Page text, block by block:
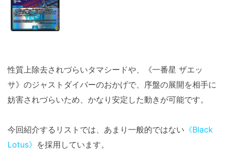
性質上除去されづらいタマシードや、《一番星 ザエッ
サ》のジャストダイバーのおかげで、序盤の展開を相手に
妨害されづらいため、かなり安定した動きが可能です。
今回紹介するリストでは、あまり一般的ではない 《Black
Lotus》 を採用しています。